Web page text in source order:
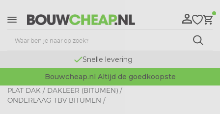
Snelle levering
Bouwcheap.nl Altijd de goedkoopste
PLAT DAK / DAKLEER (BITUMEN) /
ONDERLAAG TBV BITUMEN /